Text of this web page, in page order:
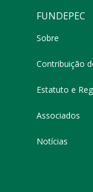
FUNDEPEC
Sobre
Contribuição
Estatuto e
Associados
Notícias